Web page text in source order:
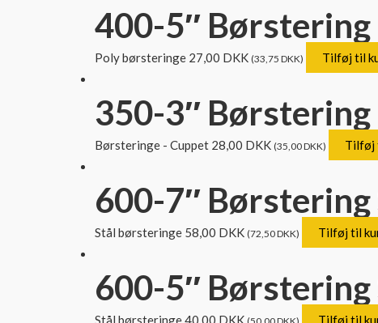
400-5″
Poly børsteringe 27,00 DKK (33,75 DKK) Tilføj til
350-3″ Børstering
Børsteringe - Cuppet 28,00 DKK (35,00DKK) Tilføj
600-7″ Børstering
Stål børsteringe 58,00 DKK (72,50DKK) Tilføj til
600-5″ Børstering
Stål børsteringe40,00 DKK Tilføj til